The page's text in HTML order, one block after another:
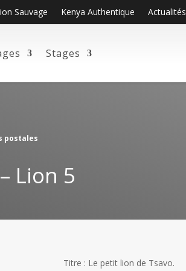
Sauvage Kenya Authentique Actualités
Stages
postales
Lion 5
Titre : Le petit lion de Tsavo.